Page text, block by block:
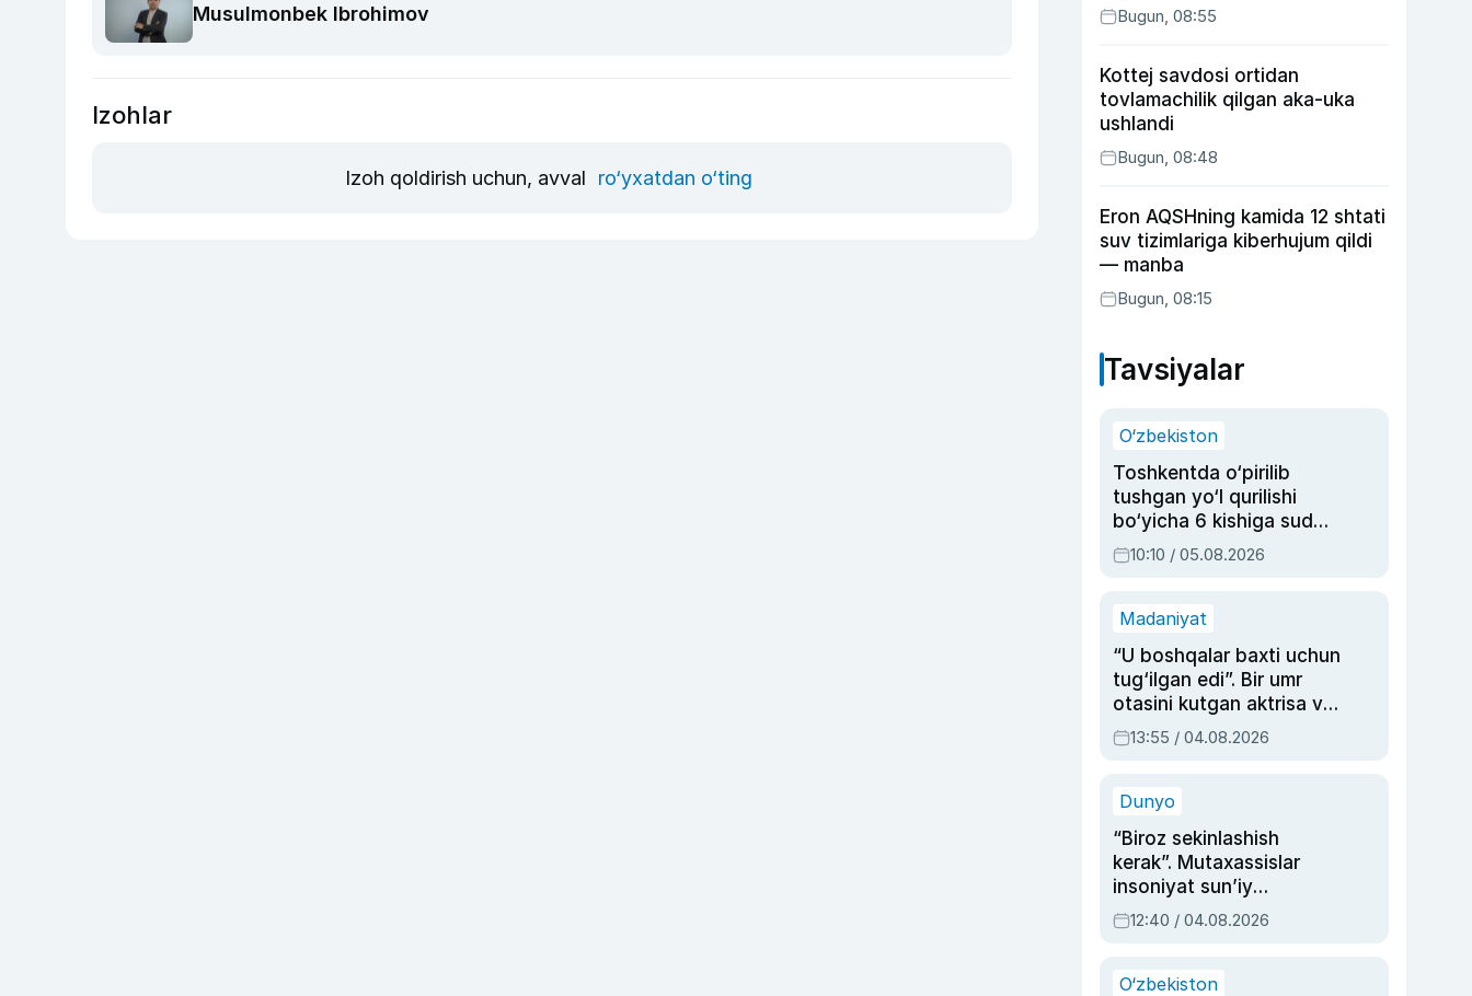
Musulmonbek Ibrohimov
Izohlar
Izoh qoldirish uchun, avval ro‘yxatdan o‘ting
Bugun, 08:55
Kottej savdosi ortidan
tovlamachilik qilgan aka-uka
ushlandi
Bugun, 08:48
Eron AQSHning kamida 12 shtati
suv tizimlariga kiberhujum qildi
— manba
Bugun, 08:15
Tavsiyalar
O‘zbekiston
Toshkentda o‘pirilib
tushgan yo‘l qurilishi
bo‘yicha 6 kishiga sud
hukmi o‘qildi
10:10 / 05.08.2026
Madaniyat
“U boshqalar baxti uchun
tug‘ilgan edi”. Bir umr
otasini kutgan aktrisa va
dublyaj ustasi Rimma
Ahmedovaning
13:55 / 04.08.2026
Dunyo
“Biroz sekinlashish
kerak”. Mutaxassislar
insoniyat sun’iy
intellektni boshqara
olmay qolishidan xavotir
12:40 / 04.08.2026
O‘zbekiston